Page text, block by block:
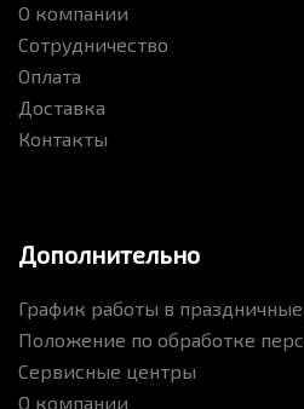
О компании
Сотрудничество
Оплата
Доставка
Контакты
Дополнительно
График работы в
Положение по обработке
Сервисные центры
О компании